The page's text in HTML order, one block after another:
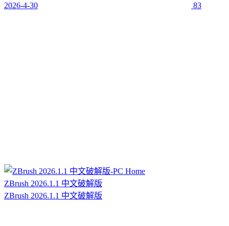
2026-4-30 83
ZBrush 2026.1.1 中文破解版
ZBrush 2026.1.1 中文破解版